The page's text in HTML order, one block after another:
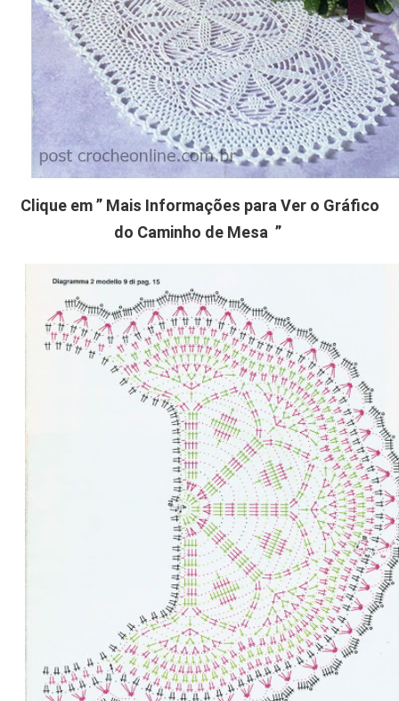
Clique em ” Mais Informações para Ver o Gráfico
do Caminho de Mesa ”